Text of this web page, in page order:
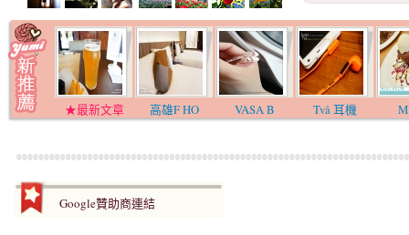
★最新文章 高雄F HO VASA B Två 耳機
Google贊助商連結